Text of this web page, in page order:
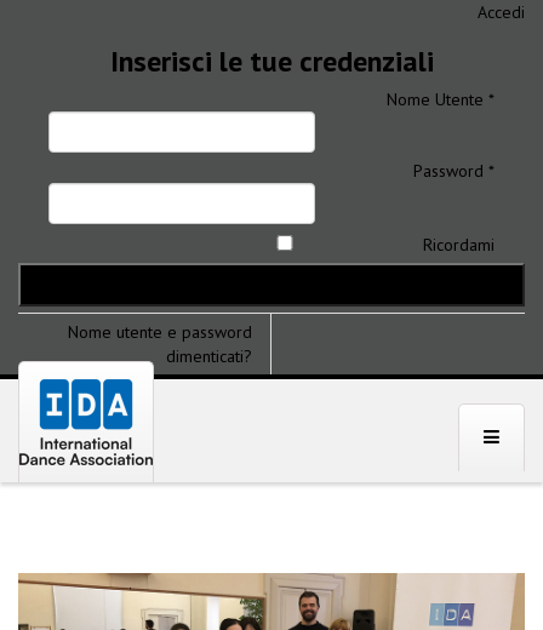
Accedi
Inserisci le tue credenziali
Nome Utente *
Password *
Ricordami
Nome utente e password
dimenticati?